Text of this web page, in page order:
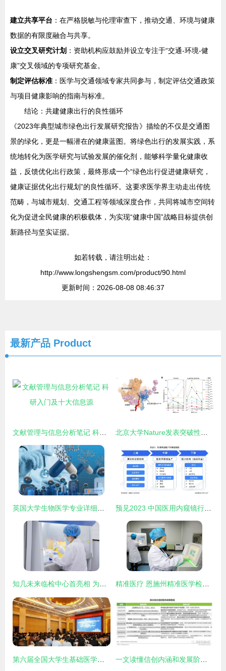
建立共享平台 ：在严格脱敏与伦理审查下，推动交通、环境与健康
数据的有限度融合与共享。
设立交叉研究计划 ：资助机构应鼓励并设立专注于“交通-环境-健
康”交叉领域的专项研究基金。
制定评估标准 ：医学与交通领域专家共同参与，制定评估交通政策
与项目健康影响的指南与标准。
结论：共建健康出行的良性循环
《2023年典型城市绿色出行发展研究报告》描绘的不仅是交通图
景的绿化，更是一幅潜在的健康蓝图。将绿色出行的发展实践，系
统地转化为医学研究与试验发展的催化剂，能够科学量化健康收
益，反馈优化出行政策，最终形成一个“绿色出行促进健康研究，
健康证据优化出行规划”的良性循环。这要求医学界主动走出传统
范畴，与城市规划、交通工程等领域深度合作，共同将城市空间转
化为促进全民健康的积极载体，为实现“健康中国”战略目标提供创
新路径与坚实证据。
如若转载，请注明出处：
http://www.longshengsm.com/product/90.html
更新时间：2026-08-08 08:46:37
最新产品 Product
文献管理与信息分析笔记 科研入门及十大信息源 北京大学Nature发表突破性研究成果 人工智能助力时间分辨冷冻电镜发现重大药物靶点动力学调控机制
英国大学生物医学专业详细解析 预见2023 中国医用内窥镜行业全景图谱——附市场规模、竞争格局与发展前景
知几未来临检中心首亮相 为成都注入生物科技新力量 精准医疗 恩施州精准医学检测中心正式投入使用
第六届全国大学生基础医学创新研究暨实验设计论坛成功举办，助力医学研究与试验发展 一文读懂信创内涵和发展阶段 医学研究和试验发展的视角